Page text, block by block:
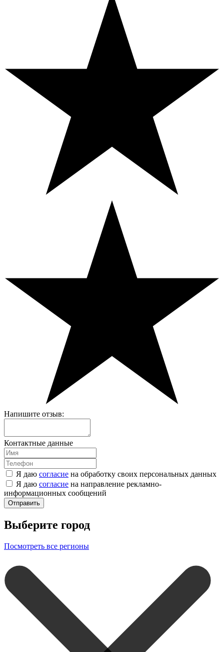
Напишите отзыв:
Контактные данные
Я даю согласие на обработку своих персональных данных
Я даю согласие на направление рекламно-
информационных сообщений
Отправить
Выберите город
Посмотреть все регионы